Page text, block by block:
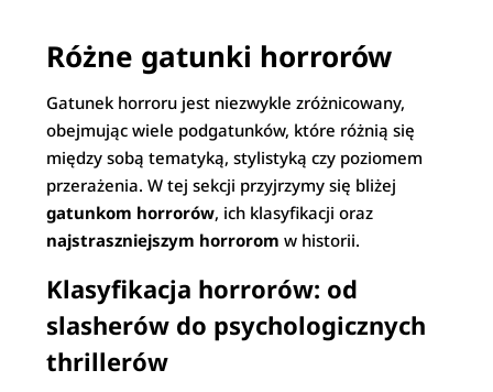
Różne gatunki horrorów
Gatunek horroru jest niezwykle zróżnicowany,
obejmując wiele podgatunków, które różnią się
między sobą tematyką, stylistyką czy poziomem
przerażenia. W tej sekcji przyjrzymy się bliżej
gatunkom horrorów, ich klasyfikacji oraz
najstraszniejszym horrorom w historii.
Klasyfikacja horrorów: od
slasherów do psychologicznych
thrillerów